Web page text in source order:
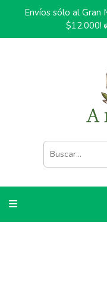
Envíos sólo al Gran
$12.000!